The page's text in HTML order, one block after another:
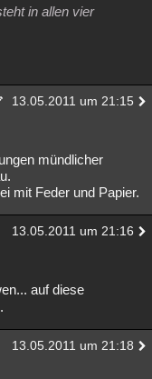
in allen vier
13.05.2011 um 21:15
mündlicher
mit Feder und Papier.
13.05.2011 um 21:16
auf diese
13.05.2011 um 21:18